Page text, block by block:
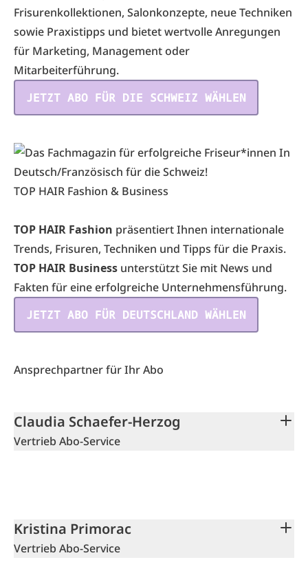
Frisurenkollektionen, Salonkonzepte, neue Techniken
sowie Praxistipps und bietet wertvolle Anregungen
für Marketing, Management oder
Mitarbeiterführung.
JETZT ABO FÜR DIE SCHWEIZ WÄHLEN
TOP HAIR Fashion & Business
TOP HAIR Fashion präsentiert Ihnen internationale
Trends, Frisuren, Techniken und Tipps für die Praxis.
TOP HAIR Business unterstützt Sie mit News und
Fakten für eine erfolgreiche Unternehmensführung.
JETZT ABO FÜR DEUTSCHLAND WÄHLEN
Ansprechpartner für Ihr Abo
Claudia Schaefer-Herzog
Vertrieb Abo-Service
Kristina Primorac
Vertrieb Abo-Service